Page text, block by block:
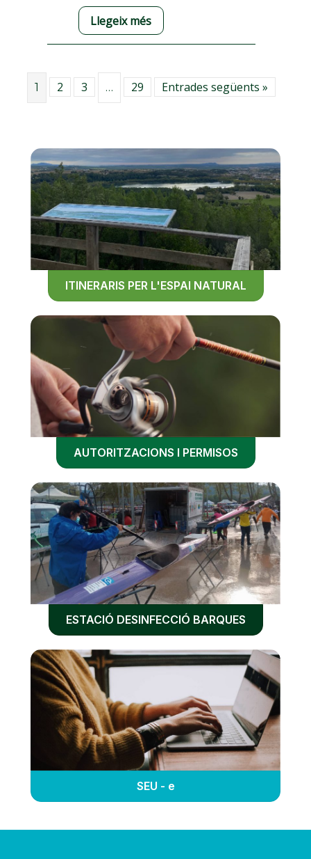
Llegeix més
1 2 3 … 29 Entrades següents »
ITINERARIS PER L'ESPAI NATURAL
AUTORITZACIONS I PERMISOS
ESTACIÓ DESINFECCIÓ BARQUES
SEU - e